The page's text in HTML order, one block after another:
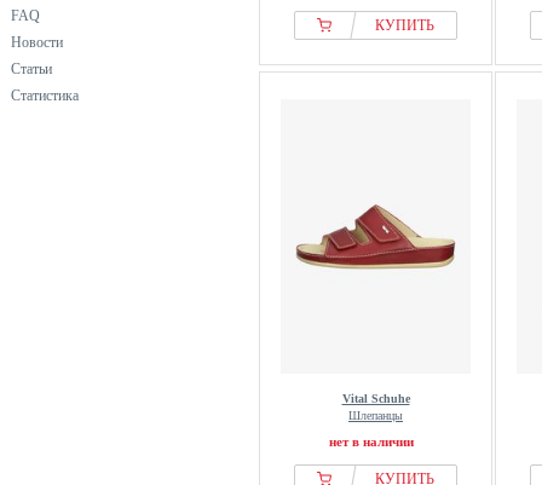
FAQ
Новости
Статьи
Статистика
КУПИТЬ
Vital Schuhe
Шлепанцы
нет в наличии
КУПИТЬ